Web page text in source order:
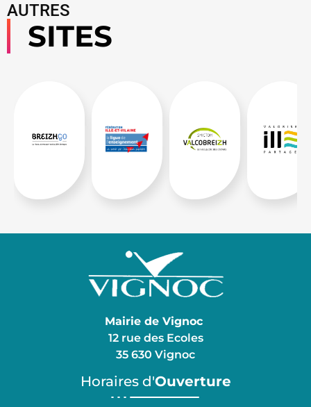
AUTRES
SITES
Mairie de Vignoc
12 rue des Ecoles
35 630 Vignoc
Horaires d'Ouverture